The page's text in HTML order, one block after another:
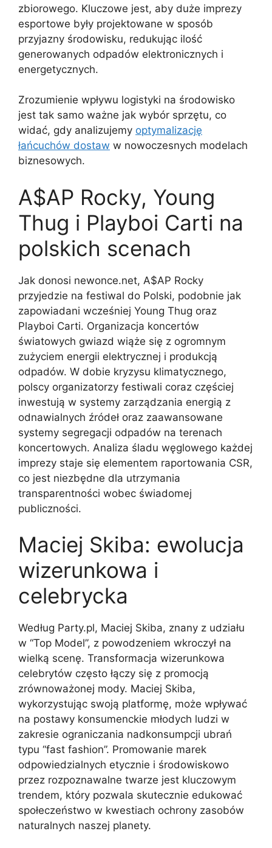
zbiorowego. Kluczowe jest, aby duże imprezy
esportowe były projektowane w sposób
przyjazny środowisku, redukując ilość
generowanych odpadów elektronicznych i
energetycznych.
Zrozumienie wpływu logistyki na środowisko
jest tak samo ważne jak wybór sprzętu, co
widać, gdy analizujemy optymalizację
łańcuchów dostaw w nowoczesnych modelach
biznesowych.
A$AP Rocky, Young
Thug i Playboi Carti na
polskich scenach
Jak donosi newonce.net, A$AP Rocky
przyjedzie na festiwal do Polski, podobnie jak
zapowiadani wcześniej Young Thug oraz
Playboi Carti. Organizacja koncertów
światowych gwiazd wiąże się z ogromnym
zużyciem energii elektrycznej i produkcją
odpadów. W dobie kryzysu klimatycznego,
polscy organizatorzy festiwali coraz częściej
inwestują w systemy zarządzania energią z
odnawialnych źródeł oraz zaawansowane
systemy segregacji odpadów na terenach
koncertowych. Analiza śladu węglowego każdej
imprezy staje się elementem raportowania CSR,
co jest niezbędne dla utrzymania
transparentności wobec świadomej
publiczności.
Maciej Skiba: ewolucja
wizerunkowa i
celebrycka
Według Party.pl, Maciej Skiba, znany z udziału
w “Top Model”, z powodzeniem wkroczył na
wielką scenę. Transformacja wizerunkowa
celebrytów często łączy się z promocją
zrównoważonej mody. Maciej Skiba,
wykorzystując swoją platformę, może wpływać
na postawy konsumenckie młodych ludzi w
zakresie ograniczania nadkonsumpcji ubrań
typu “fast fashion”. Promowanie marek
odpowiedzialnych etycznie i środowiskowo
przez rozpoznawalne twarze jest kluczowym
trendem, który pozwala skutecznie edukować
społeczeństwo w kwestiach ochrony zasobów
naturalnych naszej planety.